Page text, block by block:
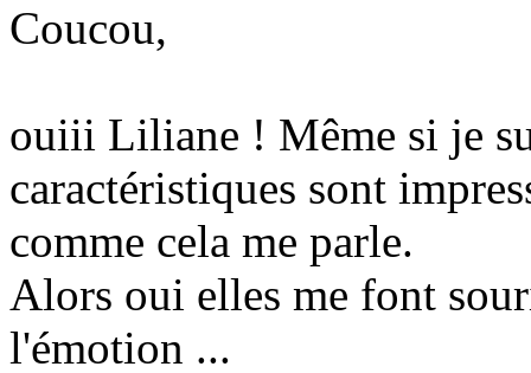
Coucou,
ouiii Liliane ! Même si je
caractéristiques sont
comme cela me parle.
Alors oui elles me font
l'émotion ...